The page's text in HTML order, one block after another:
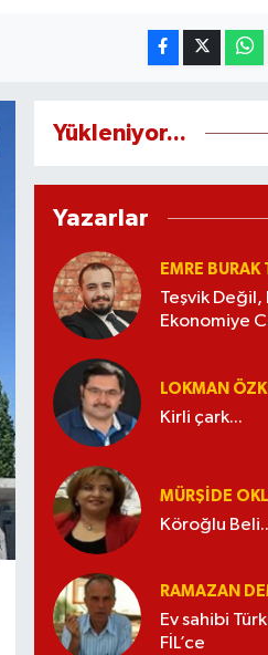
Yükleniyor...
Yazarlar
EMRE BURAK
Teşvik Değil,
Ekonomiye
LOKMAN
Kirli çark...
MÜRŞIDE
Köroğlu
RAMAZAN
Ev sahibi
FİL’ce